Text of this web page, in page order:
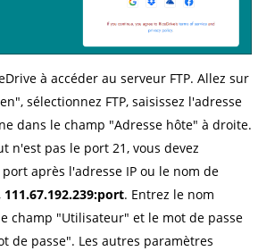
à accéder au serveur FTP. Allez sur
sélectionnez FTP, saisissez l'adresse
dans le champ "Adresse hôte" à droite.
n'est pas le port 21, vous devez
après l'adresse IP ou le nom de
111.67.192.239:port. Entrez le nom
champ "Utilisateur" et le mot de passe
de passe". Les autres paramètres